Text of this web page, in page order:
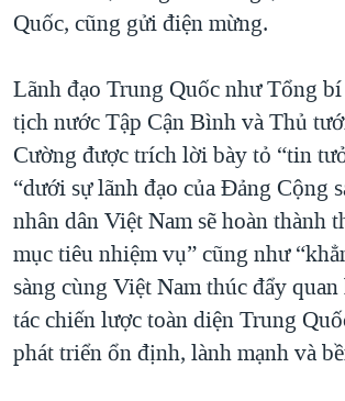
Quốc, cũng gửi điện mừng.
Lãnh đạo Trung Quốc như Tổng
tịch nước Tập Cận Bình và Thủ
Cường được trích lời bày tỏ “tin
“dưới sự lãnh đạo của Đảng Cộng
nhân dân Việt Nam sẽ hoàn thành
mục tiêu nhiệm vụ” cũng như
sàng cùng Việt Nam thúc đẩy
tác chiến lược toàn diện Trung
phát triển ổn định, lành mạnh và